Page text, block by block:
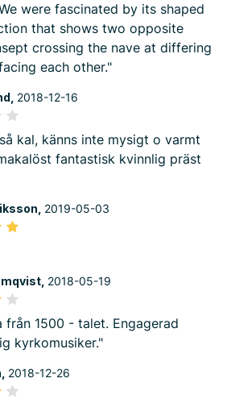
were fascinated by its shaped
that shows two opposite
crossing the nave at differing
each other."
2018-12-16
kal, känns inte mysigt o varmt
fantastisk kvinnlig präst
2019-05-03
2018-05-19
från 1500 - talet. Engagerad
kyrkomusiker."
2018-12-26